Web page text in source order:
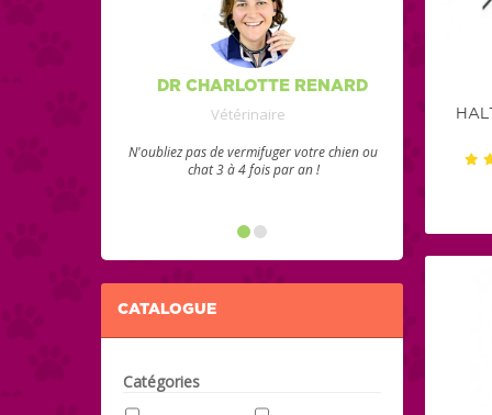
DR CHARLOTTE RENARD
Vétérinaire
N'oubliez pas de vermifuger votre chien ou
chat 3 à 4 fois par an !
CATALOGUE
Catégories